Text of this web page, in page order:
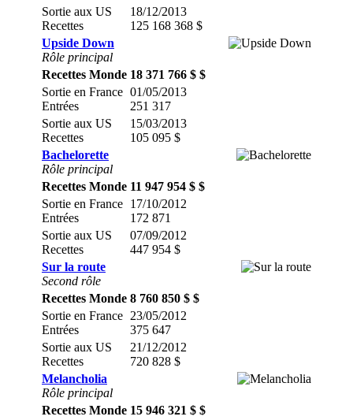
Sortie aux US
Recettes
18/12/2013
125 168 368 $
Upside Down
Rôle principal
Recettes Monde 18 371 766 $ $
Sortie en France
Entrées
01/05/2013
251 317
Sortie aux US
Recettes
15/03/2013
105 095 $
Bachelorette
Rôle principal
Recettes Monde 11 947 954 $ $
Sortie en France
Entrées
17/10/2012
172 871
Sortie aux US
Recettes
07/09/2012
447 954 $
Sur la route
Second rôle
Recettes Monde 8 760 850 $ $
Sortie en France
Entrées
23/05/2012
375 647
Sortie aux US
Recettes
21/12/2012
720 828 $
Melancholia
Rôle principal
Recettes Monde 15 946 321 $ $